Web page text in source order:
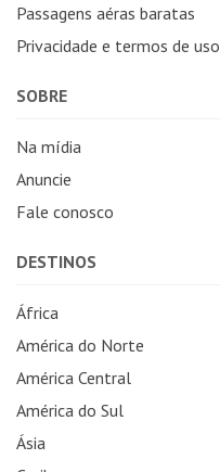
Passagens aéras baratas
Privacidade e termos de uso
SOBRE
Na mídia
Anuncie
Fale conosco
DESTINOS
África
América do Norte
América Central
América do Sul
Ásia